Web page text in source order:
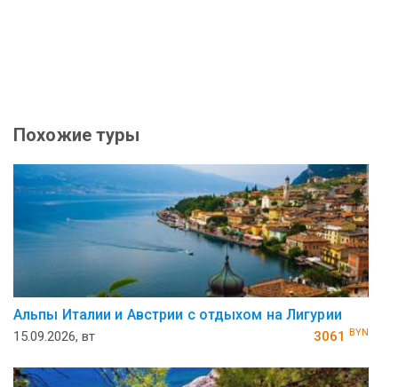
Похожие туры
Альпы Италии и Австрии с отдыхом на Лигурии
15.09.2026, вт 3061 BYN